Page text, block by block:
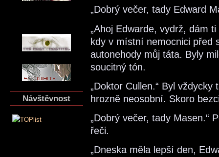
Návštěvnost
„Dobrý večer, tady Edward
„Ahoj Edwarde, vydrž, dám
kdy v místní nemocnici před
autonehody můj táta. Byly
soucitný tón.
„Doktor Cullen.“ Byl
hrozně neosobní. Skoro
„Dobrý večer, tady Masen.“
řeči.
„Dneska měla lepší den,